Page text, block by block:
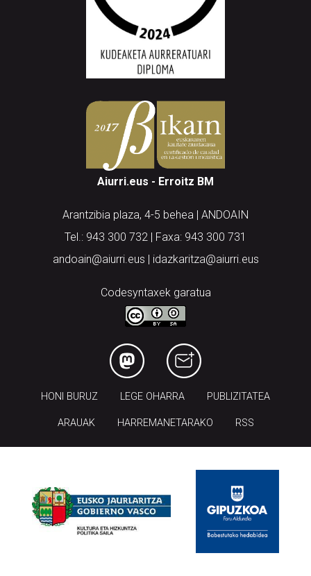
Aiurri.eus - Erroitz BM
Arantzibia plaza, 4-5 behea | ANDOAIN
Tel.: 943 300 732 | Faxa: 943 300 731
andoain@aiurri.eus | idazkaritza@aiurri.eus
Codesyntaxek garatua
HONI BURUZ LEGE OHARRA PUBLIZITATEA
ARAUAK HARREMANETARAKO RSS